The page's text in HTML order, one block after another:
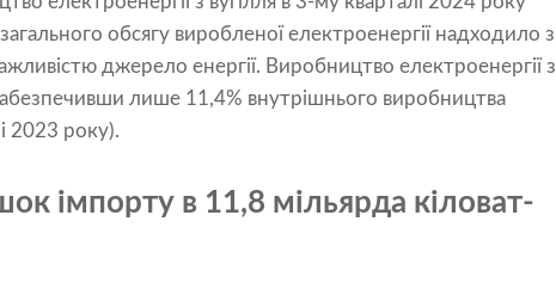
обсягу виробленої електроенергії надходило з
джерело енергії. Виробництво електроенергії з
лише 11,4% внутрішнього виробництва
2023 року).
імпорту в 11,8 мільярда кіловат-